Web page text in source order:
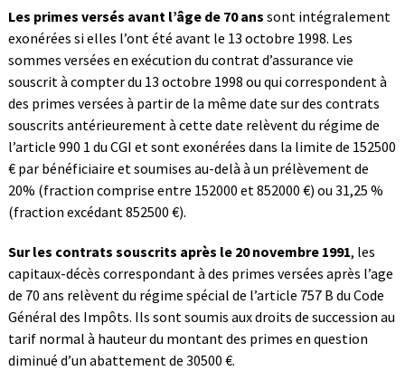
Les primes versés avant l’âge de 70 ans sont intégralement
exonérées si elles l’ont été avant le 13 octobre 1998. Les
sommes versées en exécution du contrat d’assurance vie
souscrit à compter du 13 octobre 1998 ou qui correspondent à
des primes versées à partir de la même date sur des contrats
souscrits antérieurement à cette date relèvent du régime de
l’article 990 1 du CGI et sont exonérées dans la limite de 152500
€ par bénéficiaire et soumises au-delà à un prélèvement de
20% (fraction comprise entre 152000 et 852000 €) ou 31,25 %
(fraction excédant 852500 €).
Sur les contrats souscrits après le 20 novembre 1991, les
capitaux-décès correspondant à des primes versées après l’age
de 70 ans relèvent du régime spécial de l’article 757 B du Code
Général des Impôts. Ils sont soumis aux droits de succession au
tarif normal à hauteur du montant des primes en question
diminué d’un abattement de 30500 €.